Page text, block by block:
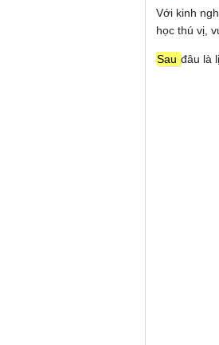
Với kinh
học thú vị,
Sau đâu là